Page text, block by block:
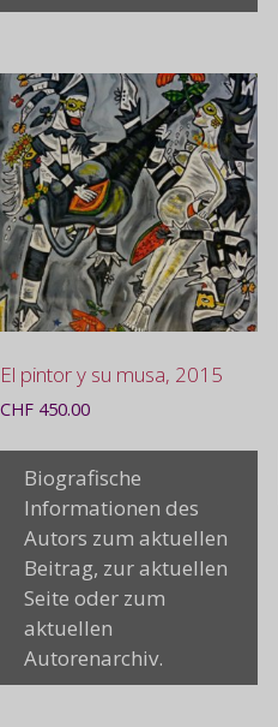
El pintor y su musa, 2015
CHF 450.00
Biografische
Informationen des
Autors zum aktuellen
Beitrag, zur aktuellen
Seite oder zum
aktuellen
Autorenarchiv.